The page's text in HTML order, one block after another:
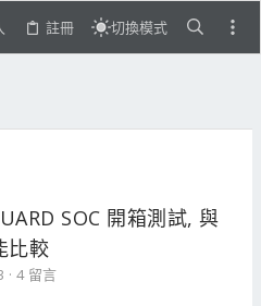
註冊 切換模式
SOC 開箱測試, 與
比較
4 留言